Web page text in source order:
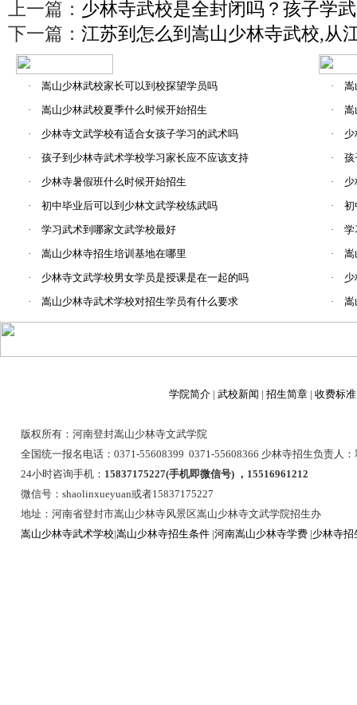
上一篇： 少林寺武校是全封闭吗？孩子学
下一篇： 江苏到怎么到嵩山少林寺武校,从
·
嵩山少林武校家长可以到校探望学员吗
·
嵩山少林武校夏季什么时候开始招生
·
少林寺文武学校有适合女孩子学习的武术吗
·
孩子到少林寺武术学校学习家长应不应该支持
·
少林寺暑假班什么时候开始招生
·
初中毕业后可以到少林文武学校练武吗
·
学习武术到哪家文武学校最好
·
嵩山少林寺招生培训基地在哪里
·
少林寺文武学校男女学员是授课是在一起的吗
·
嵩山少林寺武术学校对招生学员有什么要求
·
嵩
·
嵩
·
·
孩
·
·
初
·
学
·
嵩
·
·
嵩
学院简介 | 武校新闻 | 招生简章 | 收费标准
版权所有：河南登封嵩山少林寺文武学院
全国统一报名电话：0371-55608399 0371-55608366 少林寺招生负责人：
24小时咨询手机： 15837175227(手机即微信号) ，15516961212
微信号：shaolinxueyuan或者15837175227
地址：河南省登封市嵩山少林寺风景区嵩山少林寺文武学院招生办
嵩山少林寺武术学校|嵩山少林寺招生条件 |河南嵩山少林寺学费 |少林寺招